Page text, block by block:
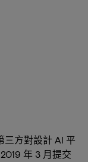
三方對設計 AI 平
年 3 月提交